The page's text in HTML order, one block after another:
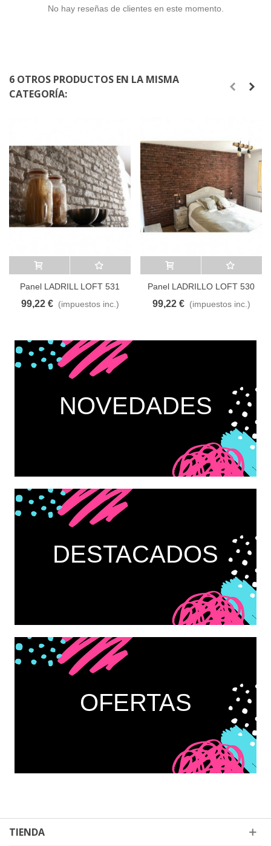
No hay reseñas de clientes en este momento.
6 OTROS PRODUCTOS EN LA MISMA
CATEGORÍA:
Añadir al carrito A lista de deseos
Panel LADRILL LOFT 531
99,22 € (impuestos inc.)
Añadir al carrito A lista de deseos
Panel LADRILLO LOFT 530
99,22 € (impuestos inc.)
NOVEDADES
DESTACADOS
OFERTAS
TIENDA